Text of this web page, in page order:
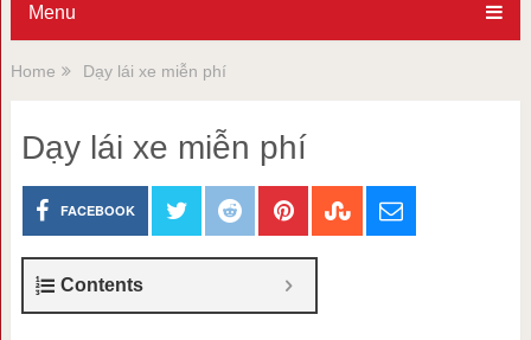
Menu
Home Dạy lái xe miễn phí
Dạy lái xe miễn phí
FACEBOOK
Contents